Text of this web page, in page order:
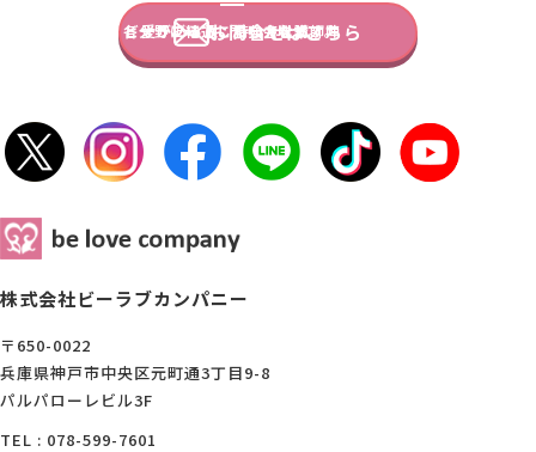
各分野に精通した強力な講師陣
ビーラブってこんな会社です。
愛がある人、待ってます。
お問合せはこちら
株式会社ビーラブカンパニー
〒650-0022
兵庫県神戸市中央区元町通3丁目9-8
パルパローレビル3F
TEL : 078-599-7601